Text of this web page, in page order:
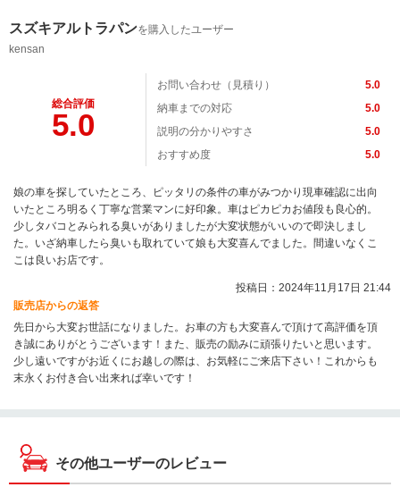
スズキアルトラパンを購入したユーザー
kensan
総合評価
5.0
お問い合わせ（見積り）
5.0
納車までの対応
5.0
説明の分かりやすさ
5.0
おすすめ度
5.0
娘の車を探していたところ、ピッタリの条件の車がみつかり現車確認に出向
いたところ明るく丁寧な営業マンに好印象。車はピカピカお値段も良心的。
少しタバコとみられる臭いがありましたが大変状態がいいので即決しまし
た。いざ納車したら臭いも取れていて娘も大変喜んでました。間違いなくこ
こは良いお店です。
投稿日：2024年11月17日 21:44
販売店からの返答
先日から大変お世話になりました。お車の方も大変喜んで頂けて高評価を頂
き誠にありがとうございます！また、販売の励みに頑張りたいと思います。
少し遠いですがお近くにお越しの際は、お気軽にご来店下さい！これからも
末永くお付き合い出来れば幸いです！
その他ユーザーのレビュー